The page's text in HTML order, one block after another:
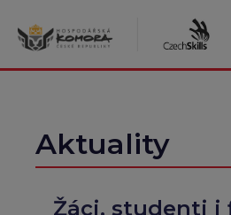
obsah
Aktuality
Žáci, studenti i